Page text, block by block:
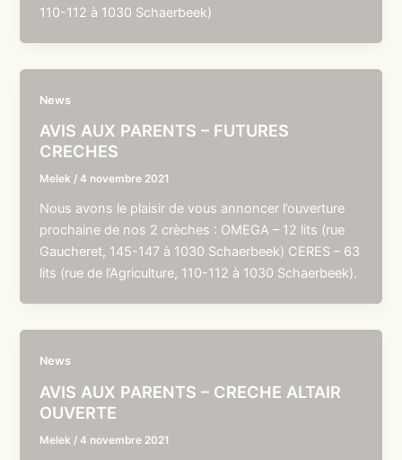
110-112 à 1030 Schaerbeek)
News
AVIS AUX PARENTS – FUTURES
CRECHES
Melek /4 novembre 2021
Nous avons le plaisir de vous annoncer l’ouverture
prochaine de nos 2 crèches : OMEGA – 12 lits (rue
Gaucheret, 145-147 à 1030 Schaerbeek) CERES – 63
lits (rue de l’Agriculture, 110-112 à 1030 Schaerbeek).
News
AVIS AUX PARENTS – CRECHE ALTAIR
OUVERTE
Melek /4 novembre 2021